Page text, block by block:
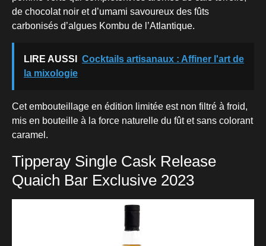
de chocolat noir et d’umami savoureux des fûts
carbonisés d’algues Kombu de l’Atlantique.
LIRE AUSSI
Cocktails artisanaux : Affiner l'art de
la mixologie
Cet embouteillage en édition limitée est non filtré à froid,
mis en bouteille à la force naturelle du fût et sans colorant
caramel.
Tipperay Single Cask Release
Quaich Bar Exclusive 2023